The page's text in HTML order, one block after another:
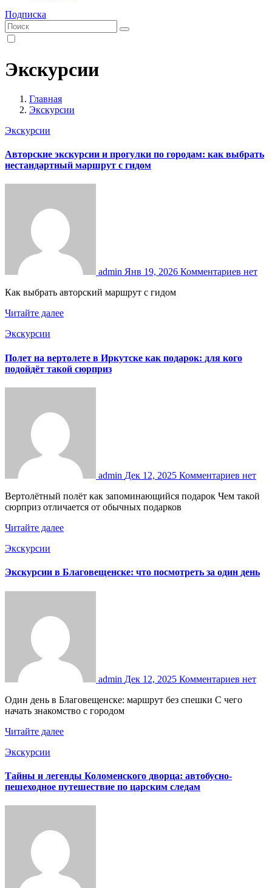
Подписка
Экскурсии
Главная
Экскурсии
Экскурсии
Авторские экскурсии и прогулки по городам: как выбрать
нестандартный маршрут с гидом
admin Янв 19, 2026 Комментариев нет
Как выбрать авторский маршрут с гидом
Читайте далее
Экскурсии
Полет на вертолете в Иркутске как подарок: для кого
подойдёт такой сюрприз
admin Дек 12, 2025 Комментариев нет
Вертолётный полёт как запоминающийся подарок Чем такой
сюрприз отличается от обычных подарков
Читайте далее
Экскурсии
Экскурсии в Благовещенске: что посмотреть за один день
admin Дек 12, 2025 Комментариев нет
Один день в Благовещенске: маршрут без спешки С чего
начать знакомство с городом
Читайте далее
Экскурсии
Тайны и легенды Коломенского дворца: автобусно-
пешеходное путешествие по царским следам